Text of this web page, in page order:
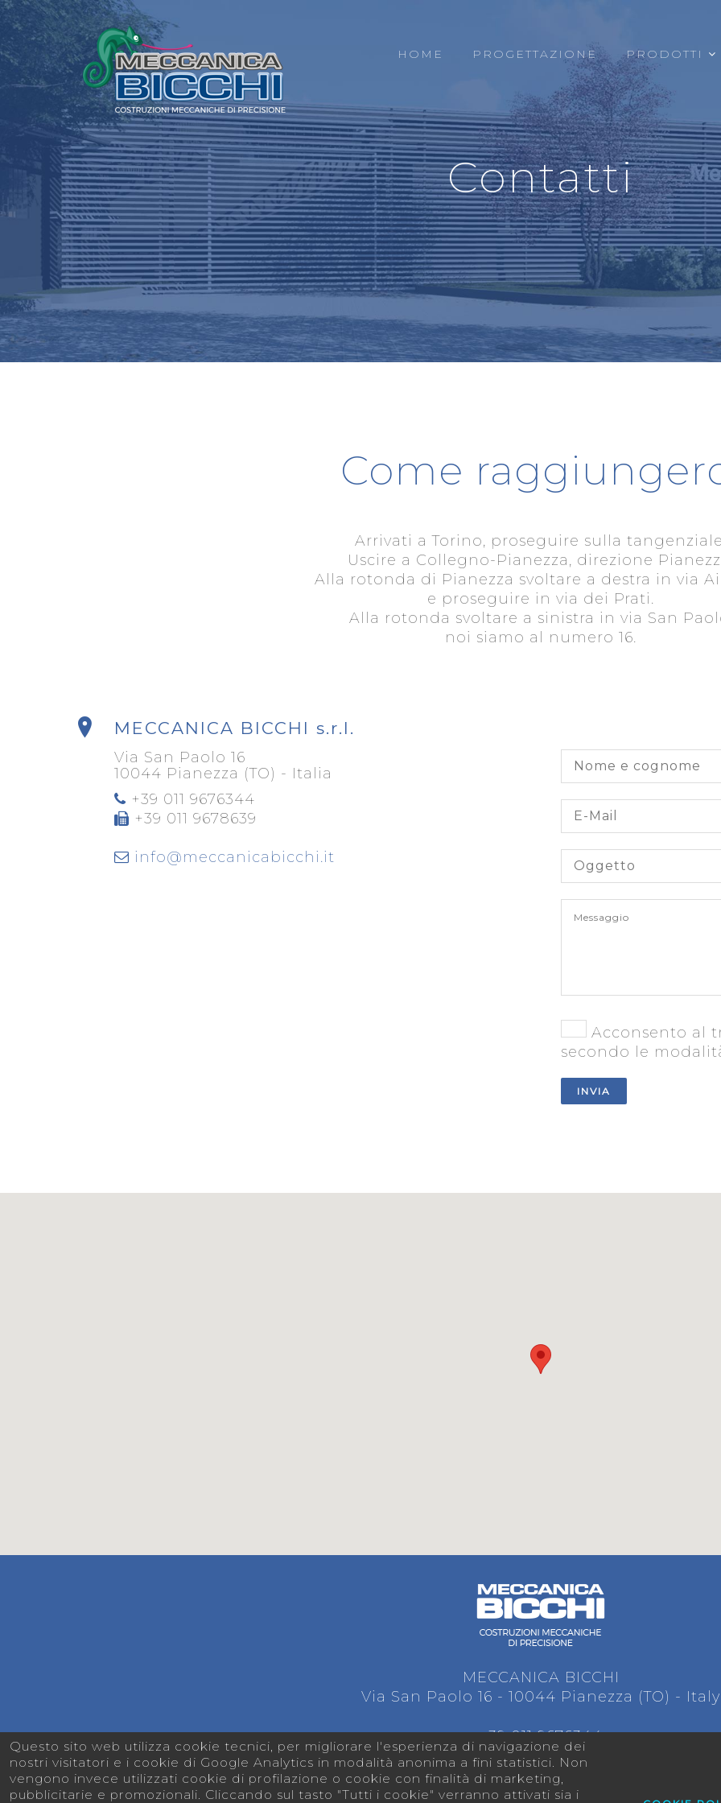
HOME PROGETTAZIONE PRODOTTI
Contatti
Come
Arrivati a Torino, proseguire sulla
Uscire a Collegno-Pianezza, direzione
Alla rotonda di Pianezza svoltare a destra in via
e proseguire in via dei Prati.
Alla rotonda svoltare a sinistra in via San
noi siamo al numero 16.
MECCANICA BICCHI s.r.l.
Via San Paolo 16
10044 Pianezza (TO) - Italia
+39 011 9676344
+39 011 9678639
info@meccanicabicchi.it
Acconsento al
secondo le
INVIA
MECCANICA BICCHI
Via San Paolo 16 - 10044 Pianezza (TO) - Italy
+39 011 9676344
info@meccanicabicchi.it
Questo sito web utilizza cookie tecnici, per migliorare l'esperienza di navigazione dei
nostri visitatori e i cookie di Google Analytics in modalità anonima a fini statistici. Non
vengono invece utilizzati cookie di profilazione o cookie con finalità di marketing,
pubblicitarie e promozionali. Cliccando sul tasto "Tutti i cookie" verranno attivati sia i